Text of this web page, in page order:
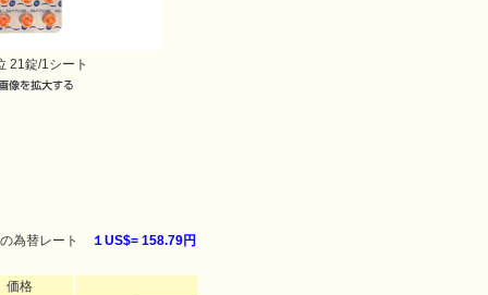
21錠/1シート
為替レート １US$= 158.79円
価格